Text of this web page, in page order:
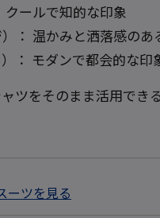
クールで知的な印象
： 温かみと洒落感のあ
： モダンで都会的な印
ツをそのまま活用でき
ーツを見る